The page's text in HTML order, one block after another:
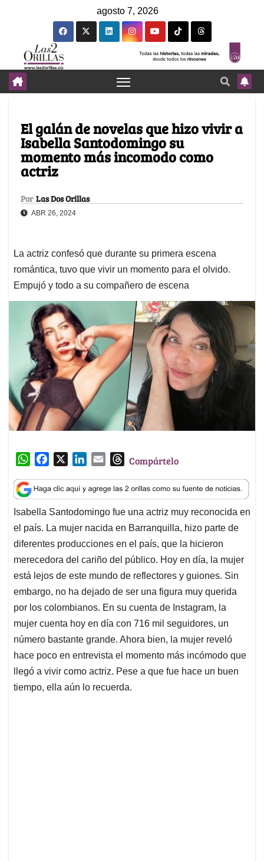
agosto 7, 2026
El galán de novelas que hizo vivir a
Isabella Santodomingo su
momento más incomodo como
actriz
Por Las Dos Orillas
ABR 26, 2024
La actriz confesó que durante su primera escena
romántica, tuvo que vivir un momento para el olvido.
Empujó y todo a su compañero de escena
W
a
t
s
A
p
p
c
e
b
o
o
k
n
k
e
d
I
n
a
i
l
T
r
e
a
d
s
Compártelo
Isabella Santodomingo fue una actriz muy reconocida en
el país. La mujer nacida en Barranquilla, hizo parte de
diferentes producciones en el país, que la hicieron
merecedora del cariño del público. Hoy en día, la mujer
está lejos de este mundo de reflectores y guiones. Sin
embargo, no ha dejado de ser una figura muy querida
por los colombianos. En su cuenta de Instagram, la
mujer cuenta hoy en día con 716 mil seguidores, un
número bastante grande. Ahora bien, la mujer reveló
hace poco en entrevista el momento más incómodo que
llegó a vivir como actriz. Pese a que fue hace un buen
tiempo, ella aún lo recuerda.